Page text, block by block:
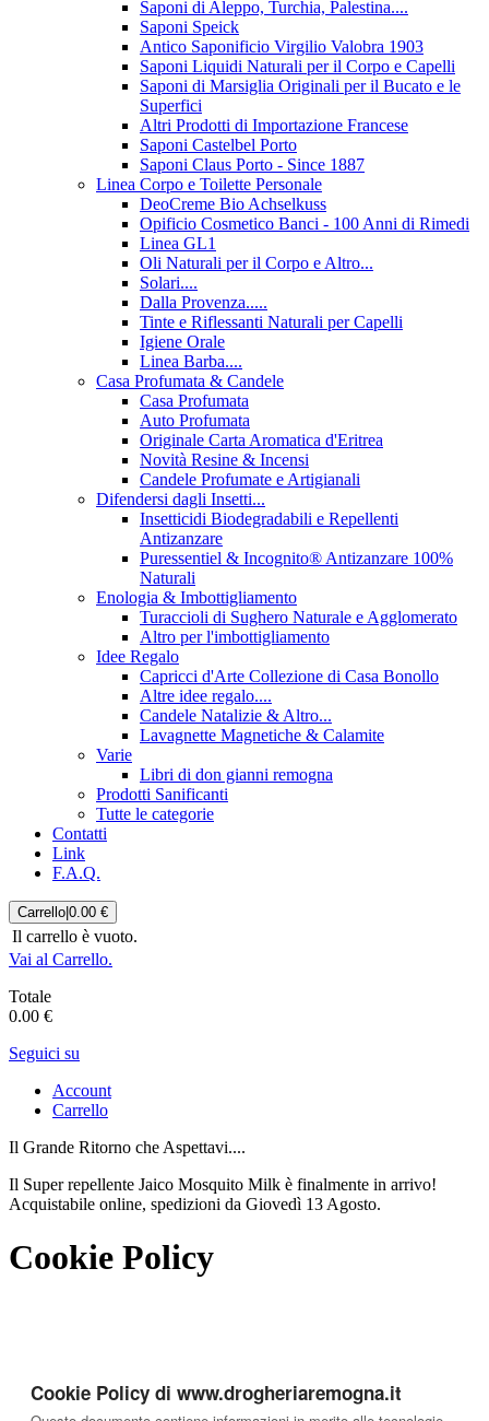
Saponi di Aleppo, Turchia, Palestina....
Saponi Speick
Antico Saponificio Virgilio Valobra 1903
Saponi Liquidi Naturali per il Corpo e Capelli
Saponi di Marsiglia Originali per il Bucato e le
Superfici
Altri Prodotti di Importazione Francese
Saponi Castelbel Porto
Saponi Claus Porto - Since 1887
Linea Corpo e Toilette Personale
DeoCreme Bio Achselkuss
Opificio Cosmetico Banci - 100 Anni di Rimedi
Linea GL1
Oli Naturali per il Corpo e Altro...
Solari....
Dalla Provenza.....
Tinte e Riflessanti Naturali per Capelli
Igiene Orale
Linea Barba....
Casa Profumata & Candele
Casa Profumata
Auto Profumata
Originale Carta Aromatica d'Eritrea
Novità Resine & Incensi
Candele Profumate e Artigianali
Difendersi dagli Insetti...
Insetticidi Biodegradabili e Repellenti
Antizanzare
Puressentiel & Incognito® Antizanzare 100%
Naturali
Enologia & Imbottigliamento
Turaccioli di Sughero Naturale e Agglomerato
Altro per l'imbottigliamento
Idee Regalo
Capricci d'Arte Collezione di Casa Bonollo
Altre idee regalo....
Candele Natalizie & Altro...
Lavagnette Magnetiche & Calamite
Varie
Libri di don gianni remogna
Prodotti Sanificanti
Tutte le categorie
Contatti
Link
F.A.Q.
Carrello 0.00 €
Il carrello è vuoto.
Vai al Carrello.
Totale
0.00 €
Seguici su
Account
Carrello
Il Grande Ritorno che Aspettavi....
Il Super repellente Jaico Mosquito Milk è finalmente in arrivo!
Acquistabile online, spedizioni da Giovedì 13 Agosto.
Cookie Policy
Cookie Policy di www.drogheriaremogna.it